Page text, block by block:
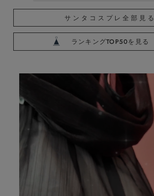
サンタコスプレ全部見る
ランキングTOP50を見る